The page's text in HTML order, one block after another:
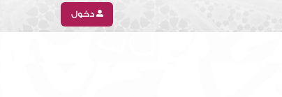
دخول